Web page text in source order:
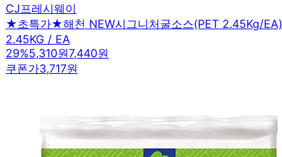
CJ프레시웨이
★초특가★해천 NEW시그니처굴소스(PET 2.45Kg/EA)
2.45KG / EA
29%5,310원7,440원
쿠폰가3,717원